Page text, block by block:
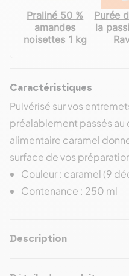
Praliné 50 %
amandes
noisettes 1 kg
Purée
la
Caractéristiques
Pulvérisé sur vos
préalablement passés au
alimentaire caramel
surface de vos
Couleur : caramel (9
Contenance : 250 ml
Description